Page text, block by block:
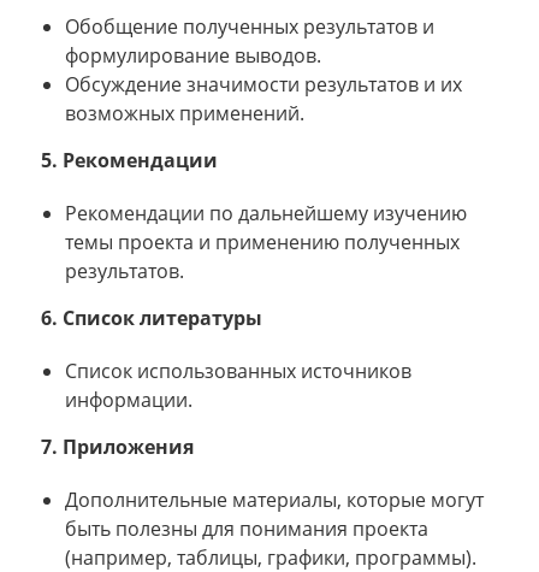
Обобщение полученных результатов и
формулирование выводов.
Обсуждение значимости результатов и их
возможных применений.
5. Рекомендации
Рекомендации по дальнейшему изучению
темы проекта и применению полученных
результатов.
6. Список литературы
Список использованных источников
информации.
7. Приложения
Дополнительные материалы, которые могут
быть полезны для понимания проекта
(например, таблицы, графики, программы).